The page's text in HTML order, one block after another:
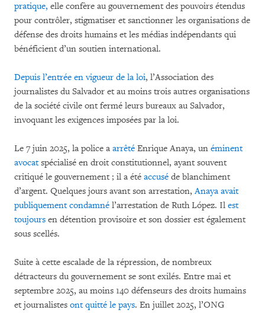
pratique, elle confère au gouvernement des pouvoirs étendus
pour contrôler, stigmatiser et sanctionner les organisations de
défense des droits humains et les médias indépendants qui
bénéficient d’un soutien international.
Depuis l’entrée en vigueur de la loi, l’Association des
journalistes du Salvador et au moins trois autres organisations
de la société civile ont fermé leurs bureaux au Salvador,
invoquant les exigences imposées par la loi.
Le 7 juin 2025, la police a arrêté Enrique Anaya, un éminent
avocatspécialisé en droit constitutionnel, ayant souvent
critiqué le gouvernement ; il a été accusé de blanchiment
d’argent. Quelques jours avant son arrestation,Anaya avait
publiquement condamné l’arrestation de Ruth López. Il est
toujours en détention provisoire et son dossier est également
sous scellés.
Suite à cette escalade de la répression, de nombreux
détracteurs du gouvernement se sont exilés. Entre mai et
septembre 2025, au moins 140 défenseurs des droits humains
et journalistes ont quitté le pays. En juillet 2025, l’ONG